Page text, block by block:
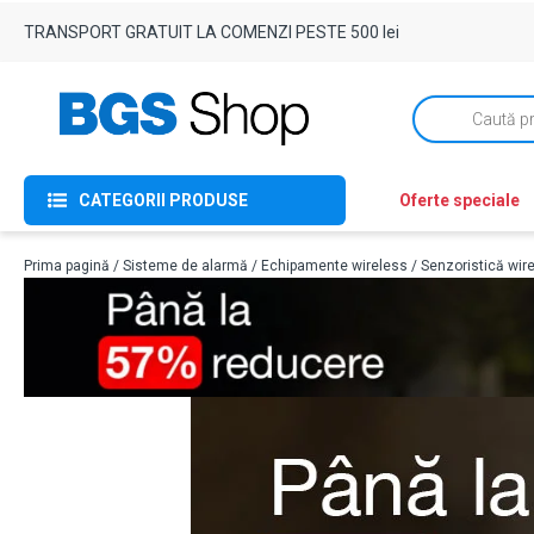
TRANSPORT GRATUIT LA COMENZI PESTE 500 lei
Products
search
CATEGORII PRODUSE Oferte speciale
Prima pagină / Sisteme de alarmă / Echipamente wireless / Senzoristică